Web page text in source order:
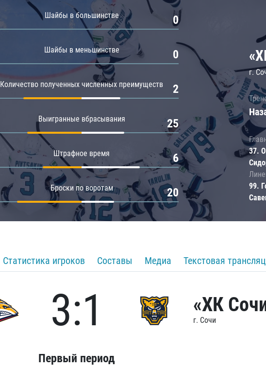
Шайбы в большинстве 0
Шайбы в меньшинстве 0
Количество полученных численных преимуществ 2
Выигранные вбрасывания 25
Штрафное время 6
Броски по воротам 20
г.
37.
99.
Статистика игроков Составы Медиа Текстовая
3:1 «ХК
г. Сочи
Первый период